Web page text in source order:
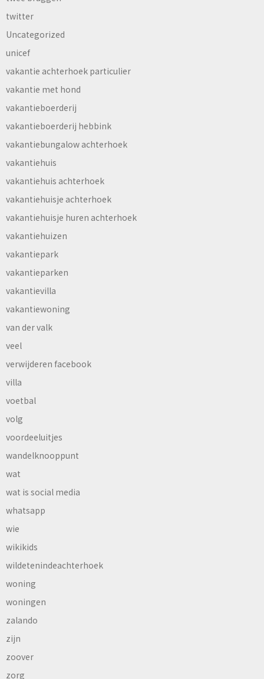
twitter
Uncategorized
unicef
vakantie achterhoek particulier
vakantie met hond
vakantieboerderij
vakantieboerderij hebbink
vakantiebungalow achterhoek
vakantiehuis
vakantiehuis achterhoek
vakantiehuisje achterhoek
vakantiehuisje huren achterhoek
vakantiehuizen
vakantiepark
vakantieparken
vakantievilla
vakantiewoning
van der valk
veel
verwijderen facebook
villa
voetbal
volg
voordeeluitjes
wandelknooppunt
wat
wat is social media
whatsapp
wie
wikikids
wildetenindeachterhoek
woning
woningen
zalando
zijn
zoover
zorg